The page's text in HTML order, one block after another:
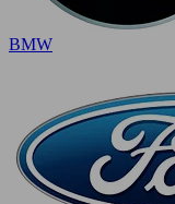
BMW